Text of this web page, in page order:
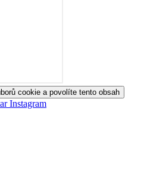
cookie a povolíte tento obsah